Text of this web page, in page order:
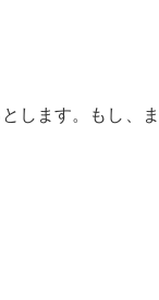
します。もし、